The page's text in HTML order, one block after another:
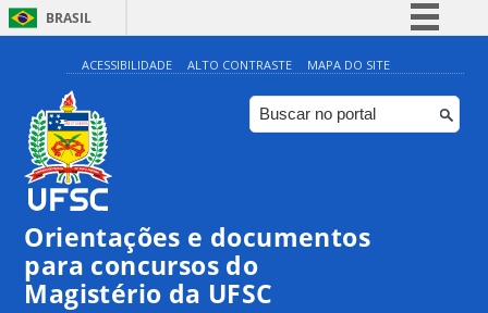
BRASIL
Simplifique!
Comunica BR
Participe
Canais
ACESSIBILIDADE ALTO CONTRASTE MAPA DO SITE
Orientações e documentos
para concursos do
Magistério da UFSC